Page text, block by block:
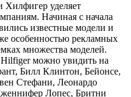
Хилфигер уделяет
Начиная с начала
известные модели и
особенностью рекламных
множества моделей.
можно увидить на
Билл Клинтон, Бейонсе,
Стефани, Леонардо
Лопес, Бритни